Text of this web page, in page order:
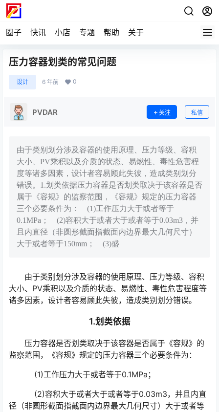
圈子 快讯 小店 专题 帮助 关于
压力容器划类的常见问题
设计 6 年前 0
PVDAR 关注 私信
由于类别划分涉及容器的使用原理、压力等级、容积
大小、PV乘积以及介质的状态、易燃性、毒性危害程
度等诸多因素，设计者容易顾此失彼，造成类别划分
错误。1.划类依据压力容器是否划类取决于该容器是否
属于《容规》的监察范围，《容规》规定的压力容器
三个必要条件为： (1)工作压力大于或者等于
0.1MPa； (2)容积大于或者大于或者等于0.03m3，并
且内直径（非圆形截面指截面内边界最大几何尺寸）
大于或者等于150mm； (3)盛
由于类别划分涉及容器的使用原理、压力等级、容积
大小、PV乘积以及介质的状态、易燃性、毒性危害程度等
诸多因素，设计者容易顾此失彼，造成类别划分错误。
1.划类依据
压力容器是否划类取决于该容器是否属于《容规》的
监察范围，《容规》规定的压力容器三个必要条件为：
(1)工作压力大于或者等于0.1MPa；
(2)容积大于或者大于或者等于0.03m3，并且内直
径（非圆形截面指截面内边界最大几何尺寸）大于或者等